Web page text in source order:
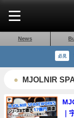
News
必見
MJOLNIR
｜